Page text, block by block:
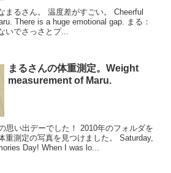
まるさん。 温度差がすごい。 Cheerful
There is a huge emotional gap. まる：
いでさっさとプ...
まるさんの体重測定。Weight
measurement of Maru.
思い出デーでした！ 2010年のフォルダを
重測定の写真を見つけました。 Saturday,
Day! When I was lo...